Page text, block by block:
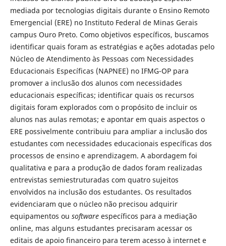
mediada por tecnologias digitais durante o Ensino Remoto
Emergencial (ERE) no Instituto Federal de Minas Gerais
campus Ouro Preto. Como objetivos específicos, buscamos
identificar quais foram as estratégias e ações adotadas pelo
Núcleo de Atendimento às Pessoas com Necessidades
Educacionais Específicas (NAPNEE) no IFMG-OP para
promover a inclusão dos alunos com necessidades
educacionais específicas; identificar quais os recursos
digitais foram explorados com o propósito de incluir os
alunos nas aulas remotas; e apontar em quais aspectos o
ERE possivelmente contribuiu para ampliar a inclusão dos
estudantes com necessidades educacionais específicas dos
processos de ensino e aprendizagem. A abordagem foi
qualitativa e para a produção de dados foram realizadas
entrevistas semiestruturadas com quatro sujeitos
envolvidos na inclusão dos estudantes. Os resultados
evidenciaram que o núcleo não precisou adquirir
equipamentos ou softwareespecíficos para a mediação
online, mas alguns estudantes precisaram acessar os
editais de apoio financeiro para terem acesso à internet e